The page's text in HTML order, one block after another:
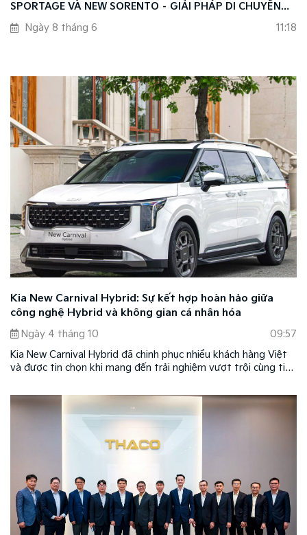
SPORTAGE VÀ NEW SORENTO – GIẢI PHÁP DI CHUYỂN
THÔNG MINH THEO XU HƯỚNG MỚI
Ngày 8 tháng 6 11:18
Kia New Carnival Hybrid: Sự kết hợp hoàn hảo giữa
công nghệ Hybrid và không gian cá nhân hóa
Ngày 4 tháng 10
09:57
Kia New Carnival Hybrid đã chinh phục nhiều khách hàng Việt
và được tin chọn khi mang đến trải nghiệm vượt trội cùng tiện
thời, mẫu xe cũng là sự kết hợp hoàn hảo giữa công nghệ
xanh Hybrid và không gian cá nhân hóa theo phong cách của
chủ nhân, tôn vinh đẳng cấp của chủ sở hữu.